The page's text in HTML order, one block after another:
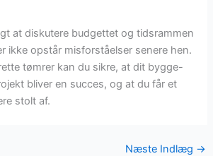
at diskutere budgettet og tidsrammen
ikke opstår misforståelser senere hen.
tømrer kan du sikre, at dit bygge-
bliver en succes, og at du får et
stolt af.
Næste Indlæg →